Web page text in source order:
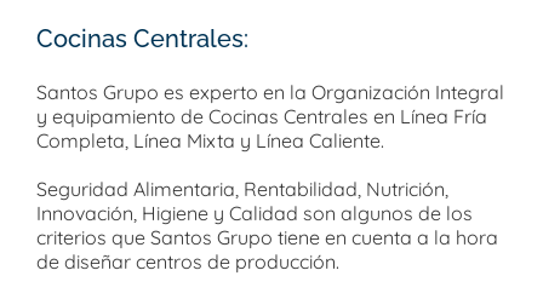
Cocinas Centrales:
Santos Grupo es experto en la Organización Integral
y equipamiento de Cocinas Centrales en Línea Fría
Completa, Línea Mixta y Línea Caliente.
Seguridad Alimentaria, Rentabilidad, Nutrición,
Innovación, Higiene y Calidad son algunos de los
criterios que Santos Grupo tiene en cuenta a la hora
de diseñar centros de producción.